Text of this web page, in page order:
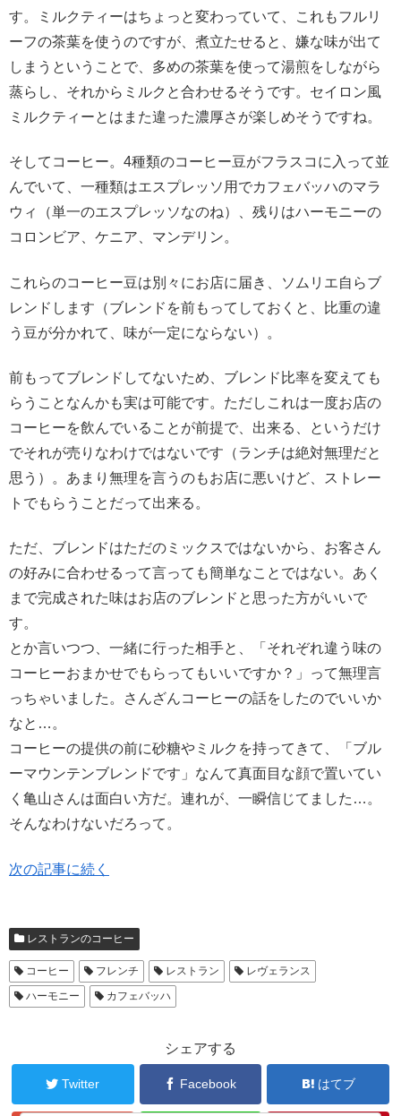
す。ミルクティーはちょっと変わっていて、これもフルリ
ーフの茶葉を使うのですが、煮立たせると、嫌な味が出て
しまうということで、多めの茶葉を使って湯煎をしながら
蒸らし、それからミルクと合わせるそうです。セイロン風
ミルクティーとはまた違った濃厚さが楽しめそうですね。
そしてコーヒー。4種類のコーヒー豆がフラスコに入って並
んでいて、一種類はエスプレッソ用でカフェバッハのマラ
ウィ（単一のエスプレッソなのね）、残りはハーモニーの
コロンビア、ケニア、マンデリン。
これらのコーヒー豆は別々にお店に届き、ソムリエ自らブ
レンドします（ブレンドを前もってしておくと、比重の違
う豆が分かれて、味が一定にならない）。
前もってブレンドしてないため、ブレンド比率を変えても
らうことなんかも実は可能です。ただしこれは一度お店の
コーヒーを飲んでいることが前提で、出来る、というだけ
でそれが売りなわけではないです（ランチは絶対無理だと
思う）。あまり無理を言うのもお店に悪いけど、ストレー
トでもらうことだって出来る。
ただ、ブレンドはただのミックスではないから、お客さん
の好みに合わせるって言っても簡単なことではない。あく
まで完成された味はお店のブレンドと思った方がいいで
す。
とか言いつつ、一緒に行った相手と、「それぞれ違う味の
コーヒーおまかせでもらってもいいですか？」って無理言
っちゃいました。さんざんコーヒーの話をしたのでいいか
なと…。
コーヒーの提供の前に砂糖やミルクを持ってきて、「ブル
ーマウンテンブレンドです」なんて真面目な顔で置いてい
く亀山さんは面白い方だ。連れが、一瞬信じてました…。
そんなわけないだろって。
次の記事に続く
レストランのコーヒー
コーヒー フレンチ レストラン
レヴェランス
ハーモニー
カフェバッハ
シェアする
Twitter Facebook はてブ